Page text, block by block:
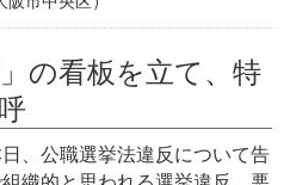
の看板を立て、特
、公職選挙法違反について告